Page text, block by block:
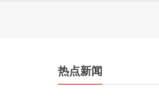
热点新闻